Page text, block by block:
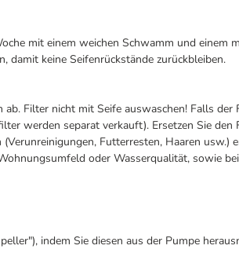
mit einem weichen Schwamm und einem
damit keine Seifenrückstände zurückbleiben.
Filter nicht mit Seife auswaschen! Falls der
werden separat verkauft). Ersetzen Sie den
Futterresten, Haaren usw.)
oder Wasserqualität, sowie
indem Sie diesen aus der Pumpe